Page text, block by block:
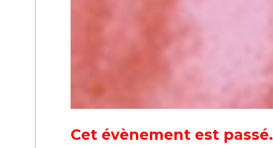
Cet évènement est passé.